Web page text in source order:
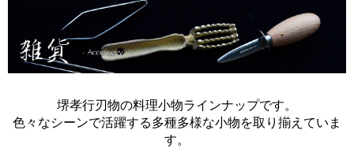
堺孝行刃物の料理小物ラインナップです。
色々なシーンで活躍する多種多様な小物を取り揃えていま
す。